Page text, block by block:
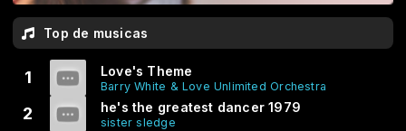
Top de musicas
1 Love's Theme
Barry White & Love Unlimited Orchestra
2 he's the greatest dancer 1979
sister sledge